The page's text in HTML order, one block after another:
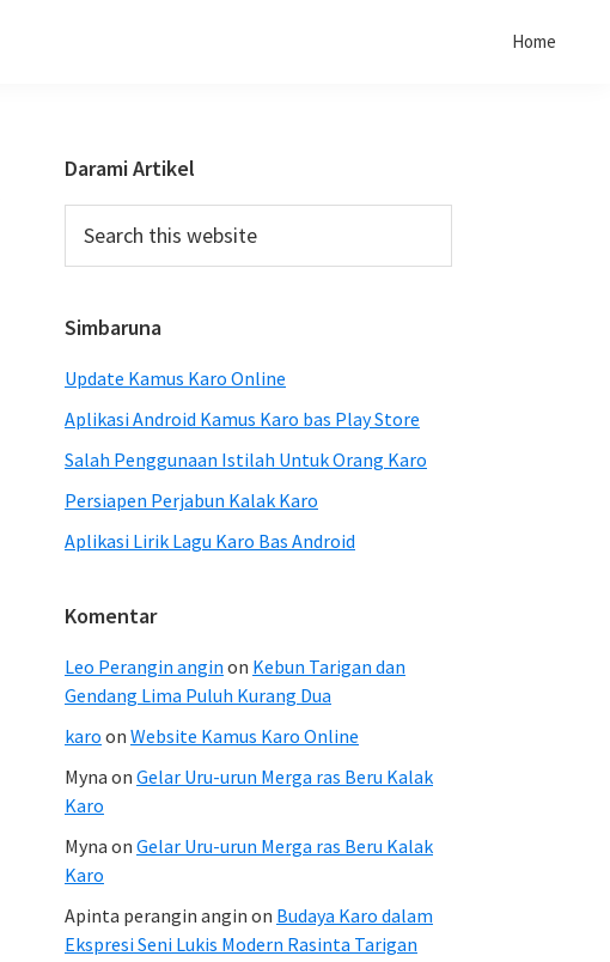
Home
Primary
Sidebar
Darami Artikel
this
Simbaruna
Update Kamus Karo Online
Aplikasi Android Kamus Karo bas Play Store
Salah Penggunaan Istilah Untuk Orang Karo
Persiapen Perjabun Kalak Karo
Aplikasi Lirik Lagu Karo Bas Android
Komentar
Leo Perangin angin on Kebun Tarigan dan
Gendang Lima Puluh Kurang Dua
karo on Website Kamus Karo Online
Myna on Gelar Uru-urun Merga ras Beru Kalak
Karo
Myna on Gelar Uru-urun Merga ras Beru Kalak
Karo
Apinta perangin angin on Budaya Karo dalam
Ekspresi Seni Lukis Modern Rasinta Tarigan